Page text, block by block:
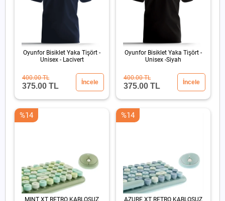
Oyunfor Bisiklet Yaka Tişört -
Unisex - Lacivert
400.00 TL
375.00 TL İncele
Oyunfor Bisiklet Yaka Tişört -
Unisex -Siyah
400.00 TL
375.00 TL İncele
MINT XT RETRO KABLOSUZ
%14
AZURE XT RETRO KABLOSUZ
%14